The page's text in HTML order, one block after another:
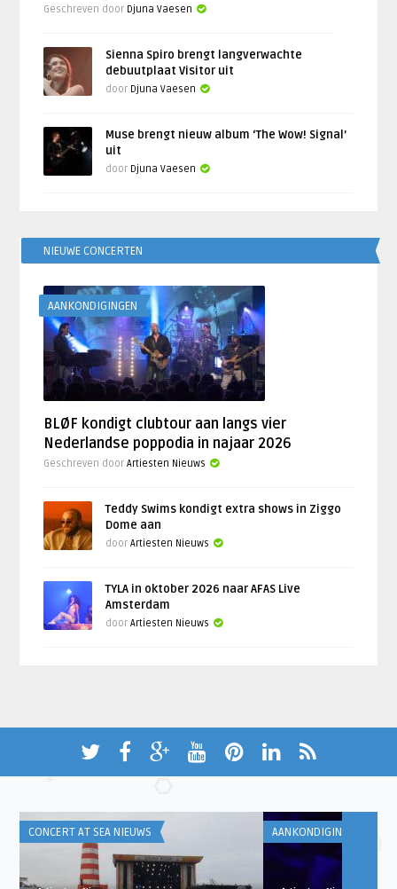
Geschreven door Djuna Vaesen
Sienna Spiro brengt langverwachte
debuutplaat Visitor uit
door Djuna Vaesen
Muse brengt nieuw album ‘The Wow! Signal’
uit
door Djuna Vaesen
NIEUWE CONCERTEN
AANKONDIGINGEN
BLØF kondigt clubtour aan langs vier
Nederlandse poppodia in najaar 2026
Geschreven doorArtiesten Nieuws
Teddy Swims kondigt extra shows in Ziggo
Dome aan
doorArtiesten Nieuws
TYLA in oktober 2026 naar AFAS Live
Amsterdam
doorArtiesten Nieuws
CONCERT AT SEA NIEUWS AANKONDIGINGEN